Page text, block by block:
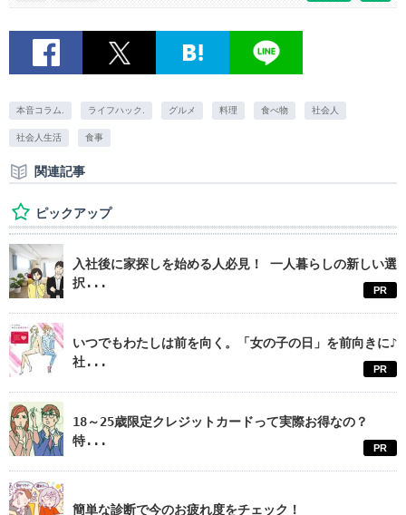
本音コラム. ライフハック. グルメ 料理 食べ物 社会人
社会人生活 食事
関連記事
ピックアップ
入社後に家探しを始める人必見！ 一人暮らしの新しい選
択...
PR
いつでもわたしは前を向く。「女の子の日」を前向きに♪
社...
PR
18～25歳限定クレジットカードって実際お得なの？
特...
PR
簡単な診断で今のお疲れ度をチェック！